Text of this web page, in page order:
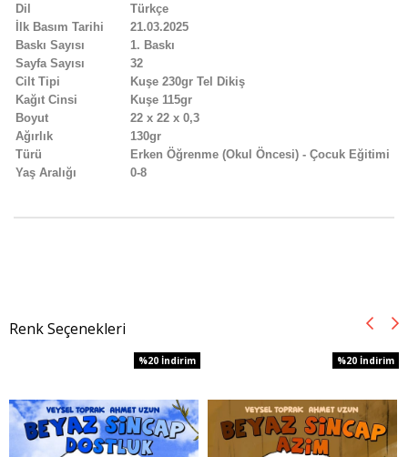
Dil
Türkçe
İlk Basım Tarihi
21.03.2025
Baskı Sayısı
1. Baskı
Sayfa Sayısı
32
Cilt Tipi
Kuşe 230gr Tel Dikiş
Kağıt Cinsi
Kuşe 115gr
Boyut
22 x 22 x 0,3
Ağırlık
130gr
Türü
Erken Öğrenme (Okul Öncesi) - Çocuk Eğitimi
Yaş Aralığı
0-8
Renk Seçenekleri
%20 İndirim
%20 İndirim